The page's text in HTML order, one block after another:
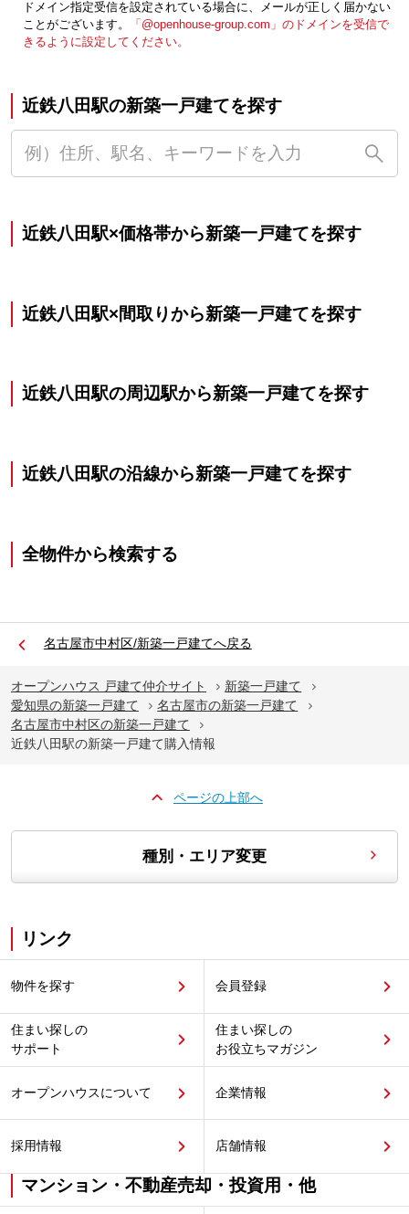
ドメイン指定受信を設定されている場合に、メールが正しく届かない
ことがございます。
「@openhouse-group.com」のドメインを受信で
きるように設定してください。
近鉄八田駅の新築一戸建てを探す
近鉄八田駅×価格帯から新築一戸建てを探す
近鉄八田駅×間取りから新築一戸建てを探す
近鉄八田駅の周辺駅から新築一戸建てを探す
近鉄八田駅の沿線から新築一戸建てを探す
全物件から検索する
名古屋市中村区/新築一戸建てへ戻る
オープンハウス 戸建て仲介サイト
新築一戸建て
愛知県の新築一戸建て
名古屋市の新築一戸建て
名古屋市中村区の新築一戸建て
近鉄八田駅の新築一戸建て購入情報
ページの上部へ
種別・エリア変更
リンク
物件を探す 会員登録
住まい探しの
サポート
住まい探しの
お役立ちマガジン
オープンハウスについて 企業情報
採用情報 店舗情報
マンション・不動産売却・投資用・他